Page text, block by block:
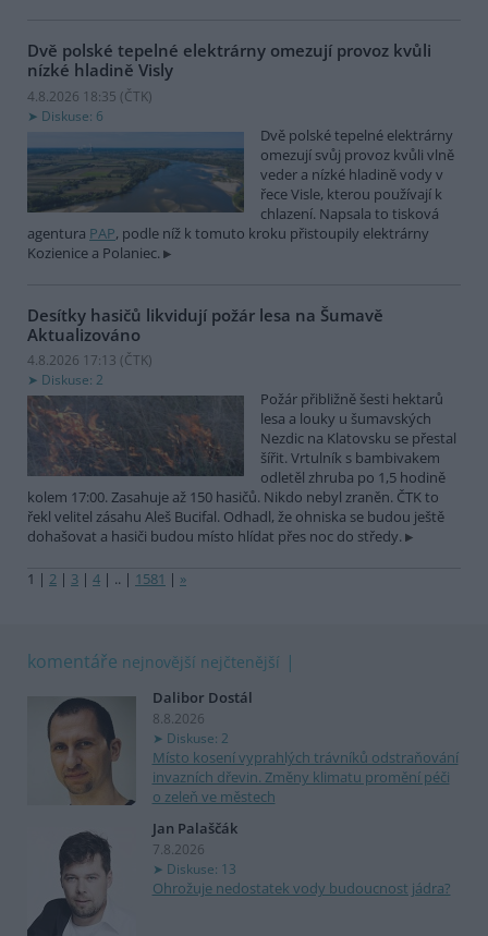
Dvě polské tepelné elektrárny omezují provoz kvůli
nízké hladině Visly
4.8.2026 18:35 (ČTK)
Diskuse: 6
Dvě polské tepelné elektrárny
omezují svůj provoz kvůli vlně
veder a nízké hladině vody v
řece Visle, kterou používají k
chlazení. Napsala to tisková
agentura PAP, podle níž k tomuto kroku přistoupily elektrárny
Kozienice a Polaniec.
Desítky hasičů likvidují požár lesa na Šumavě
Aktualizováno
4.8.2026 17:13 (ČTK)
Diskuse: 2
Požár přibližně šesti hektarů
lesa a louky u šumavských
Nezdic na Klatovsku se přestal
šířit. Vrtulník s bambivakem
odletěl zhruba po 1,5 hodině
kolem 17:00. Zasahuje až 150 hasičů. Nikdo nebyl zraněn. ČTK to
řekl velitel zásahu Aleš Bucifal. Odhadl, že ohniska se budou ještě
dohašovat a hasiči budou místo hlídat přes noc do středy.
1 | 2 | 3 | 4 | .. | 1581 | »
komentáře nejnovější nejčtenější
Dalibor Dostál
8.8.2026
Diskuse: 2
Místo kosení vyprahlých trávníků odstraňování
invazních dřevin. Změny klimatu promění péči
o zeleň ve městech
Jan Palaščák
7.8.2026
Diskuse: 13
Ohrožuje nedostatek vody budoucnost jádra?